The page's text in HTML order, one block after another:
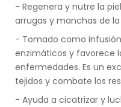
- Regenera y nutre la
arrugas y manchas de la
- Tomado como
enzimáticos y favorece
enfermedades. Es un
tejidos y combate los
- Ayuda a cicatrizar y